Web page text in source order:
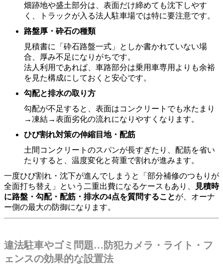
畑跡地や盛土部分は、表面だけ締めても沈下しやす
く、トラックが入る法人駐車場では特に要注意です。
路盤厚・砕石の種類
見積書に「砕石路盤一式」としか書かれていない場
合、厚み不足になりがちです。
法人利用であれば、車路部分は乗用車専用よりも余裕
を見た構成にしておくと安心です。
勾配と排水の取り方
勾配が不足すると、表面はコンクリートでも水たまり
→凍結→表面劣化の流れになりやすくなります。
ひび割れ対策の伸縮目地・配筋
土間コンクリートのスパンが長すぎたり、配筋を省い
たりすると、温度変化と荷重で割れが進みます。
一度ひび割れ・沈下が進んでしまうと「部分補修のつもりが
全面打ち替え」という二重出費になるケースもあり、
見積時
に路盤・勾配・配筋・排水の4点を質問することが、オーナ
ー側の最大の防御になります。
違法駐車やゴミ問題…防犯カメラ・ライト・フ
ェンスの効果的な設置法